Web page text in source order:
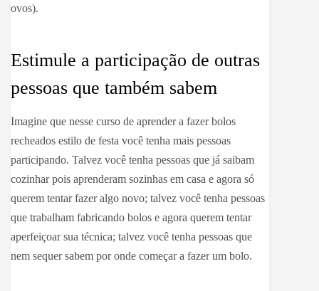
ovos).
Estimule a participação de outras
pessoas que também sabem
Imagine que nesse curso de aprender a fazer bolos
recheados estilo de festa você tenha mais pessoas
participando. Talvez você tenha pessoas que já saibam
cozinhar pois aprenderam sozinhas em casa e agora só
querem tentar fazer algo novo; talvez você tenha pessoas
que trabalham fabricando bolos e agora querem tentar
aperfeiçoar sua técnica; talvez você tenha pessoas que
nem sequer sabem por onde começar a fazer um bolo.